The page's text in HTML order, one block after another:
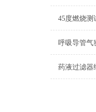
45度燃烧测